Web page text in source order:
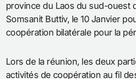
province du Laos du sud-ouest
Somsanit Buttiv, le 10 Janvier
coopération bilatérale pour la
Lors de la réunion, les deux
activités de coopération au fil